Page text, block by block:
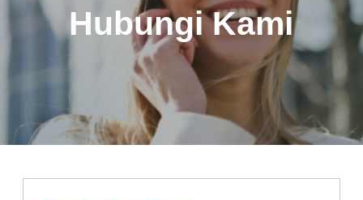
Hubungi Kami